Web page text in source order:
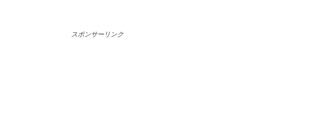
スポンサーリンク